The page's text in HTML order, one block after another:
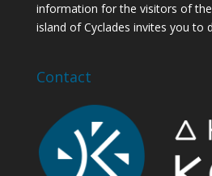
information for the visitors of
island of Cyclades invites you to
Contact